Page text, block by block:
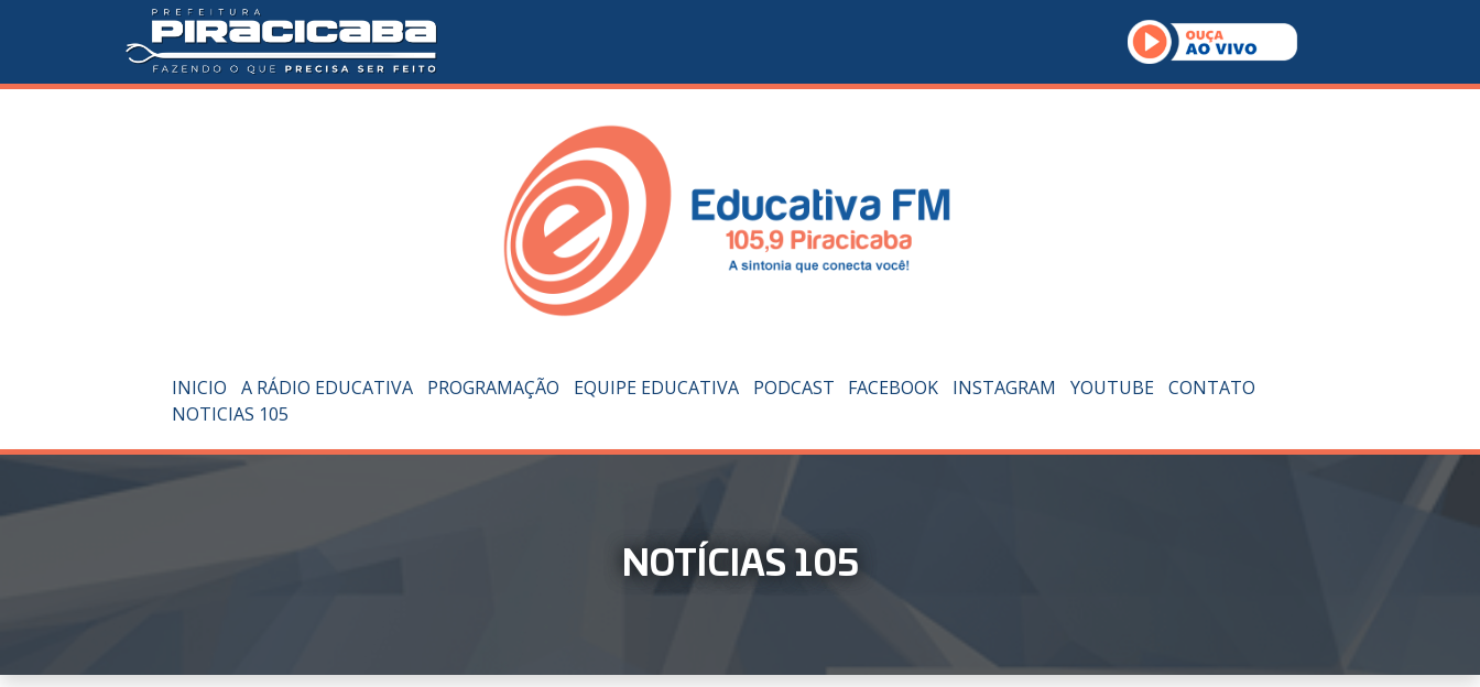
INICIO A RÁDIO EDUCATIVA PROGRAMAÇÃO EQUIPE EDUCATIVA PODCAST FACEBOOK INSTAGRAM YOUTUBE CONTATO
NOTICIAS 105
NOTÍCIAS 105